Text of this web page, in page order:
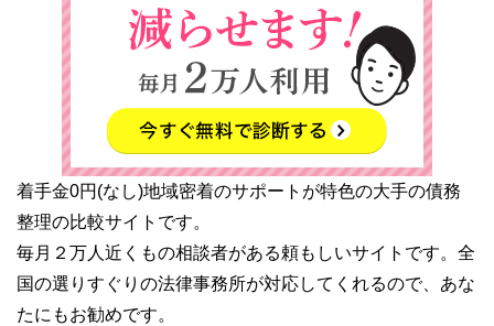
着手金0円(なし)地域密着のサポートが特色の大手の債務
整理の比較サイトです。
毎月２万人近くもの相談者がある頼もしいサイトです。全
国の選りすぐりの法律事務所が対応してくれるので、あな
たにもお勧めです。